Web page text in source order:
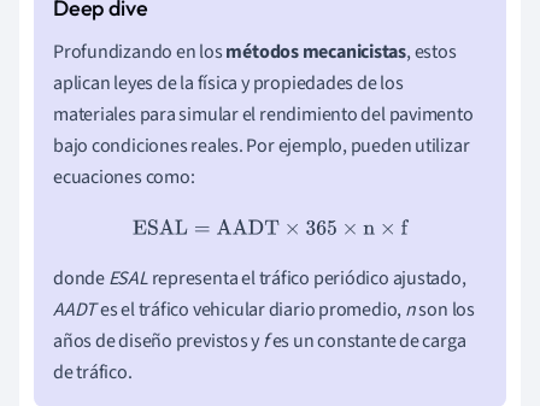
Profundizando en losmétodos mecanicistas, estos
aplican leyes de la física y propiedades de los
materiales para simular el rendimiento del pavimento
bajo condiciones reales. Por ejemplo, pueden utilizar
ecuaciones como:
ESAL=AADT ×365×n ×f
dondeESALrepresenta el tráfico periódico ajustado,
AADTes el tráfico vehicular diario promedio, nson los
años de diseño previstos yfes un constante de carga
de tráfico.